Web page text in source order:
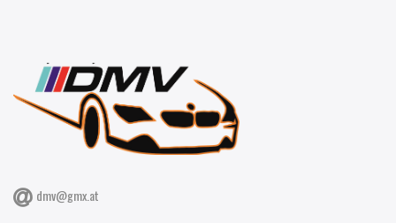
dmv@gmx.at